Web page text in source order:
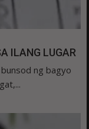
ILANG LUGAR
ng bagyo